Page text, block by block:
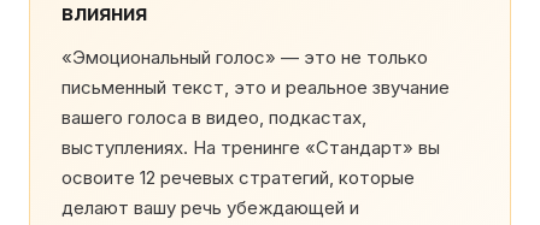
влияния
«Эмоциональный голос» — это не только
письменный текст, это и реальное звучание
вашего голоса в видео, подкастах,
выступлениях. На тренинге «Стандарт» вы
освоите 12 речевых стратегий, которые
делают вашу речь убеждающей и